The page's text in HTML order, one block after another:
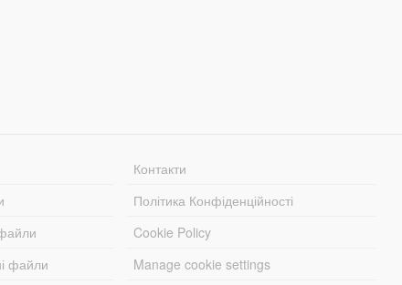
файли
Контакти
Політика Конфіденційності
Cookie Policy
Manage cookie settings